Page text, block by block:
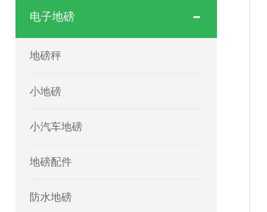
电子地磅
地磅秤
小地磅
小汽车地磅
地磅配件
防水地磅